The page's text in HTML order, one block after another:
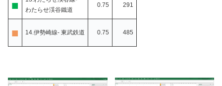
■
わたらせ渓谷鐵道
0.75 291
■ 14.伊勢崎線- 東武鉄道 0.75 485